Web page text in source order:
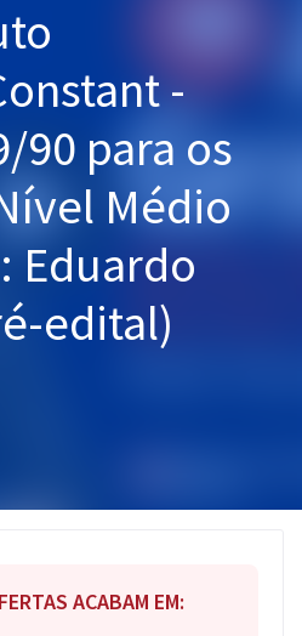
-
90 para os
Médio
Eduardo
edital)
ACABAM EM: